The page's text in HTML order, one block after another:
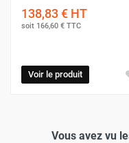
138,83 € HT
soit 166,60 € TTC
Voir le produit
Vous avez vu